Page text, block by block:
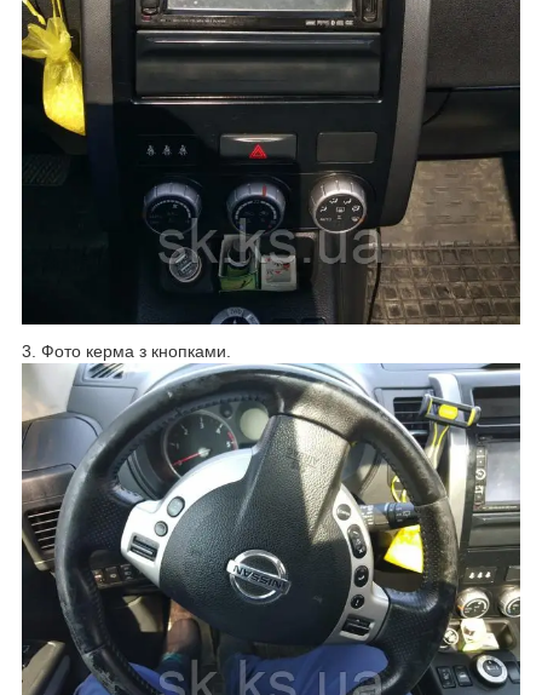
3. Фото керма з кнопками.